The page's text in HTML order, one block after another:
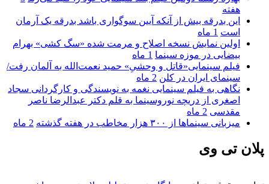
هفته
این بدرقه بیش از آنکه آیین سوگواری باشد بدرقه یک آرمان
است 1 ماه
اولین نمایش نسخه اصلاح و مرمت شده «سگ کشی» بهرام
بیضایی در موزه سینما 1 ماه
فیلم سینمایی«قاتل و وحشیِ» حمید نعمت‌الله به آلمان رفت/
سینمای ایران در کلن 2 ماه
نگاهی به فیلم سینمایی نغمه به نویسندگی و کارگردانی سجاد
اصغری از دریچه نوروسینما به قلم دکتر عبدالرضا ناصر
مقدسی 2 ماه
میزبانی سینماها از ۳۰۰ هزار مخاطب در هفته گذشته
2 ماه
پلان تی وی